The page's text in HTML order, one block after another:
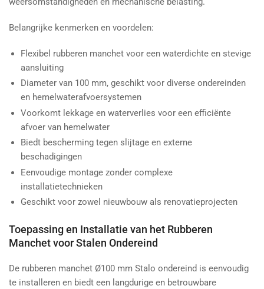
Belangrijke kenmerken en voordelen:
Flexibel rubberen manchet voor een waterdichte en stevige
aansluiting
Diameter van 100 mm, geschikt voor diverse ondereinden
en hemelwaterafvoersystemen
Voorkomt lekkage en waterverlies voor een efficiënte
afvoer van hemelwater
Biedt bescherming tegen slijtage en externe
beschadigingen
Eenvoudige montage zonder complexe
installatietechnieken
Geschikt voor zowel nieuwbouw als renovatieprojecten
Toepassing en Installatie van het Rubberen
Manchet voor Stalen Ondereind
De rubberen manchet Ø100 mm Stalo ondereind is eenvoudig
te installeren en biedt een langdurige en betrouwbare